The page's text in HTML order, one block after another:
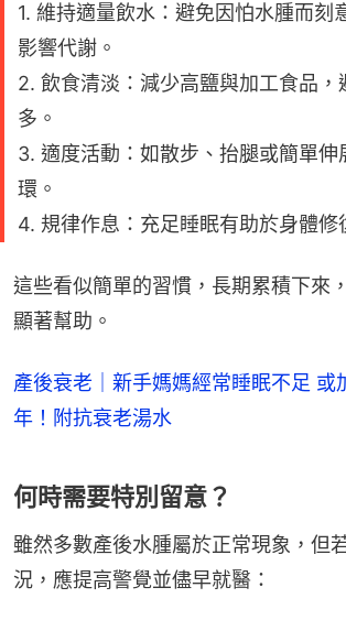
1. 維持適量飲水：避免因怕水腫而刻
影響代謝。
2. 飲食清淡：減少高鹽與加工食品，
多。
3. 適度活動：如散步、抬腿或簡單伸
環。
4. 規律作息：充足睡眠有助於身體修
這些看似簡單的習慣，長期累積下來
顯著幫助。
產後衰老｜新手媽媽經常睡眠不足 或
年！附抗衰老湯水
何時需要特別留意？
雖然多數產後水腫屬於正常現象，但
況，應提高警覺並儘早就醫：